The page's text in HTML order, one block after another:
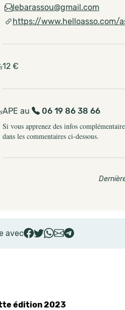
lebarassou@gmail.com
https://www.helloasso.com/
12 €
APE au
06 19 86 38 66
Si vous apprenez des infos
dans les commentaires ci-dessous.
avec
édition 2023